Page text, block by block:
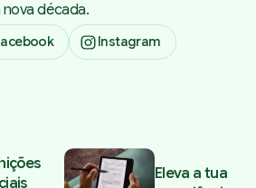
década.
Instagram
Eleva a tua